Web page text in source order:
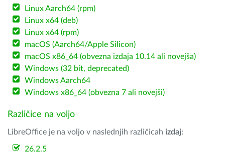
Linux Aarch64 (rpm)
Linux x64 (deb)
Linux x64 (rpm)
macOS (Aarch64/Apple Silicon)
macOS x86_64 (obvezna izdaja 10.14 ali novejša)
Windows (32 bit, deprecated)
Windows Aarch64
Windows x86_64 (obvezna 7 ali novejši)
Različice na voljo
LibreOffice je na voljo v naslednjih različicah izdaj:
26.2.5